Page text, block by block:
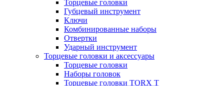
Торцевые головки
Губцевый инструмент
Ключи
Комбинированные наборы
Отвертки
Ударный инструмент
Торцевые головки и аксессуары
Торцевые головки
Наборы головок
Торцевые головки TORX T